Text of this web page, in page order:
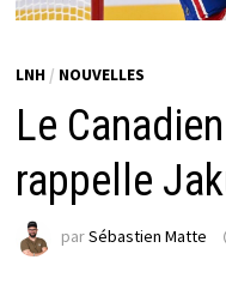
LNH/ NOUVELLES
Le
rappelle
parSébastien Matte